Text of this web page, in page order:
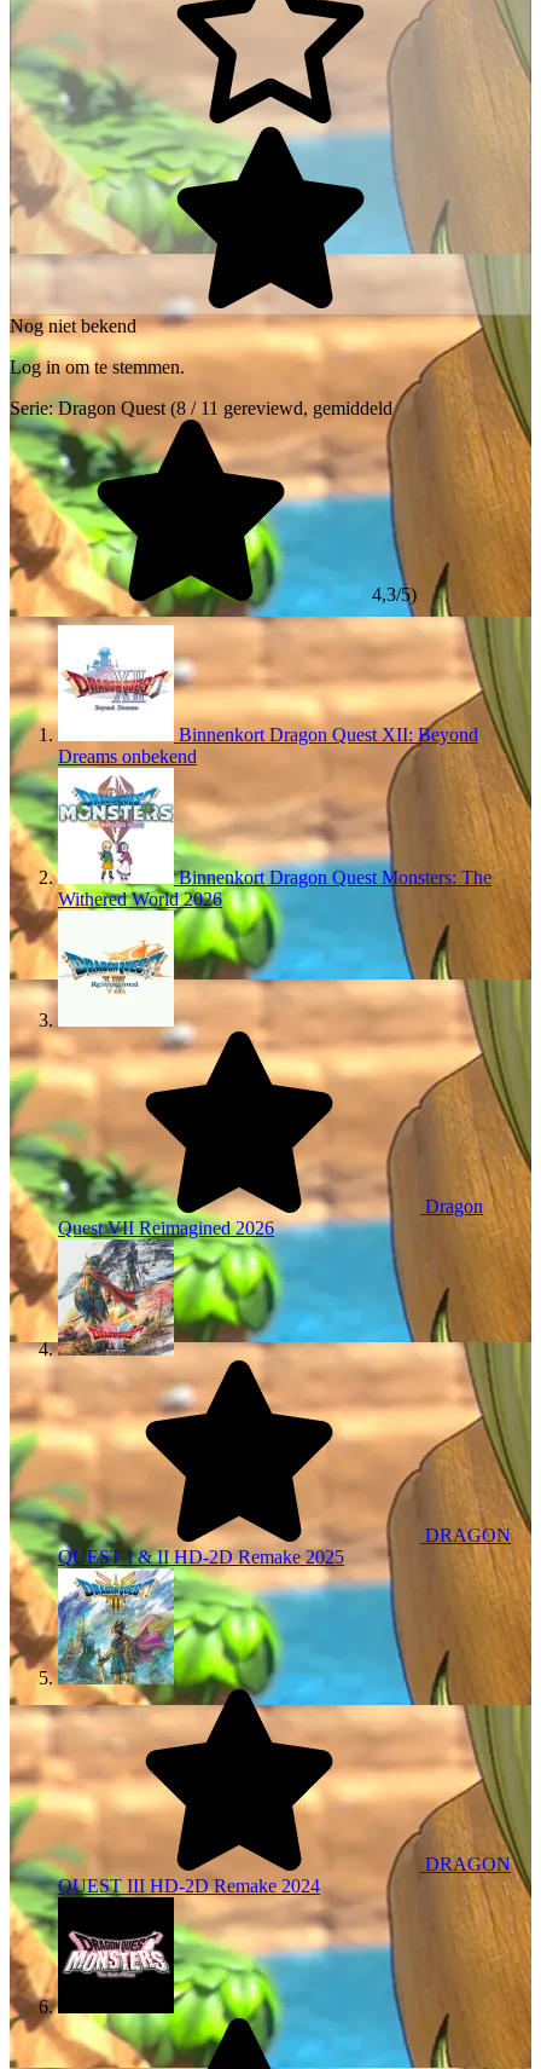
Nog niet bekend
Log in om te stemmen.
Serie:Dragon Quest (8 / 11 gereviewd, gemiddeld
4,3/5)
Binnenkort Dragon Quest XII: Beyond
Dreams onbekend
Binnenkort Dragon Quest Monsters: The
Withered World2026
Dragon
Quest VII Reimagined2026
DRAGON
QUEST I & II HD-2D Remake 2025
DRAGON
QUEST III HD-2D Remake 2024